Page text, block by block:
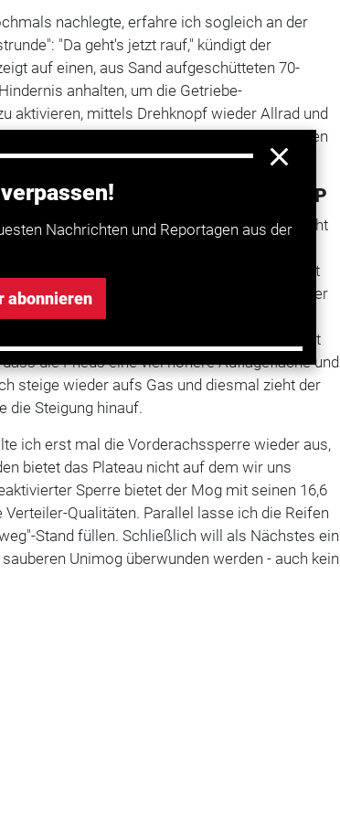
Nachrichten und Reportagen aus der
abonnieren
nachlegte, erfahre ich sogleich an der
"Da geht's jetzt rauf," kündigt der
auf einen, aus Sand aufgeschütteten 70-
anhalten, um die Getriebe-
aktivieren, mittels Drehknopf wieder Allrad und
auf's Gas treten und den Motor bei 1500 Touren
S ORGT IM SAND FÜR GRIP
an, doch schon nach wenigen Metern geht
daran tragen allerdings die Reifen, die im
finden. Aus solchen Bredouillen heraus hilft
Regelanlage "Tirecontrol Plus". Per Taster
ich vom Schlechtwegauf den Sand-Modus.
den vier Reifen. Nach knapp einer Minute ist
die Pneus eine viel höhere Auflagefläche und
steige wieder aufs Gas und diesmal zieht der
die Steigung hinauf.
ich erst mal die Vorderachssperre wieder aus,
bietet das Plateau nicht auf dem wir uns
Sperre bietet der Mog mit seinen 16,6
Qualitäten. Parallel lasse ich die Reifen
Stand füllen. Schließlich will als Nächstes ein
Unimog überwunden werden - auch kein